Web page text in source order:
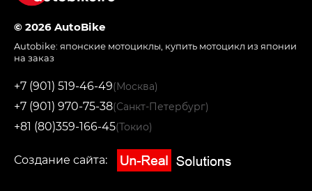
© 2026 AutoBike
Autobike: японские мотоциклы купить мотоцикл из японии
на заказ
+7 (901) 519-46-49(Москва)
+7 (901) 970-75-38(Санкт-Петербург)
+81 (80)359-166-45(Токио)
Создание сайта: